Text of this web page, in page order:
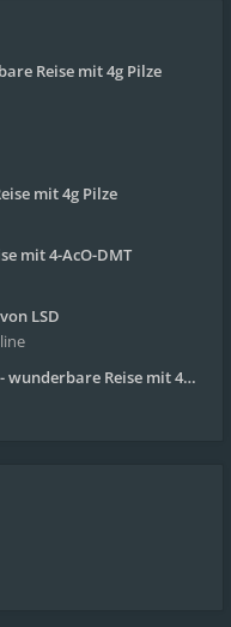
Reise mit 4g Pilze
mit 4g Pilze
mit 4-AcO-DMT
LSD
Reise mit 4g Pilze